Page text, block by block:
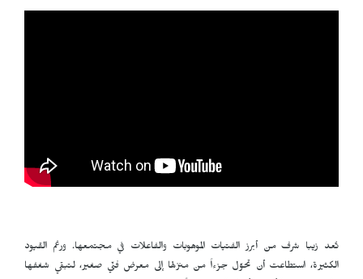
تُعد زيبا شرف من أبرز الفتيات الموهوبات والفاعلات في مجتمعها. ورغم القيود
الكثيرة، استطاعت أن تحوّل جزءاً من منزلها إلى معرض فنّي صغير، لتبقي شغفها